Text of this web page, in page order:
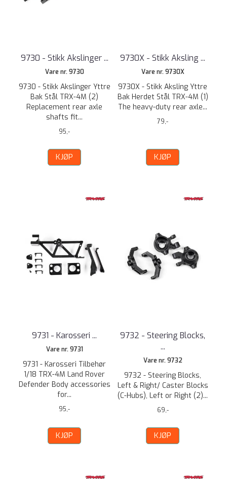
9730 - Stikk Akslinger ...
Vare nr. 9730
9730 - Stikk Akslinger Yttre
Bak Stål TRX-4M (2)
Replacement rear axle
shafts fit...
95,-
KJØP
9730X - Stikk Aksling ...
Vare nr. 9730X
9730X - Stikk Aksling Yttre
Bak Herdet Stål TRX-4M (1)
The heavy-duty rear axle...
79,-
KJØP
9731 - Karosseri ...
Vare nr. 9731
9731 - Karosseri Tilbehør
1/18 TRX-4M Land Rover
Defender Body accessories
for...
95,-
KJØP
9732 - Steering Blocks,
...
Vare nr. 9732
9732 - Steering Blocks,
Left & Right/ Caster Blocks
(C-Hubs), Left or Right (2)...
69,-
KJØP